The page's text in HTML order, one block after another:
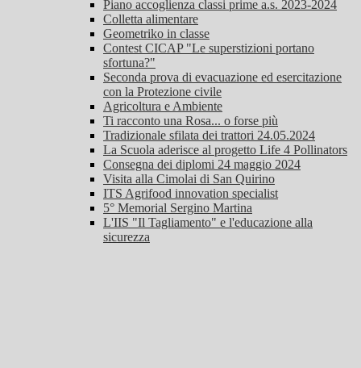
Piano accoglienza classi prime a.s. 2023-2024
Colletta alimentare
Geometriko in classe
Contest CICAP "Le superstizioni portano
sfortuna?"
Seconda prova di evacuazione ed esercitazione
con la Protezione civile
Agricoltura e Ambiente
Ti racconto una Rosa... o forse più
Tradizionale sfilata dei trattori 24.05.2024
La Scuola aderisce al progetto Life 4 Pollinators
Consegna dei diplomi 24 maggio 2024
Visita alla Cimolai di San Quirino
ITS Agrifood innovation specialist
5° Memorial Sergino Martina
L'IIS "Il Tagliamento" e l'educazione alla
sicurezza